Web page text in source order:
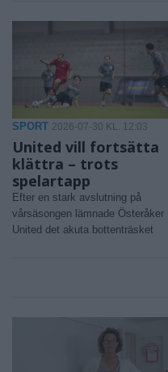
SPORT 2026-07-30 KL. 12:03
United vill fortsätta
klättra – trots
spelartapp
Efter en stark avslutning på
vårsäsongen lämnade Österåker
United det akuta bottenträsket